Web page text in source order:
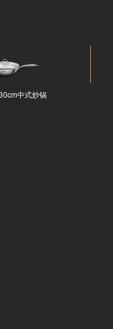
中式炒锅